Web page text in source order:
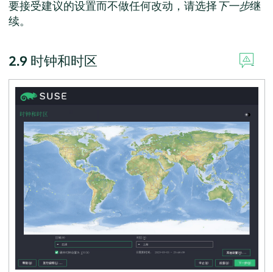
要接受建议的设置而不做任何改动，请选择下一步继
续。
2.9 时钟和时区